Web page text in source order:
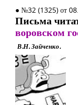
● №32 (1325) от
Письма
воровском
В.Н. Зайченко.